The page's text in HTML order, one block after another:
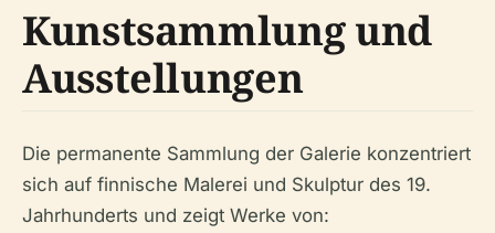
Kunstsammlung und
Ausstellungen
Die permanente Sammlung der Galerie konzentriert
sich auf finnische Malerei und Skulptur des 19.
Jahrhunderts und zeigt Werke von: